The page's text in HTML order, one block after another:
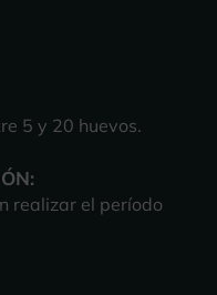
5 y 20 huevos.
realizar el período